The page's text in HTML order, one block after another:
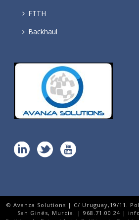
FTTH
Backhaul
© Avanza Solutions | C/ Uruguay,19/11.
San Ginés, Murcia. | 968.71.00.24 |